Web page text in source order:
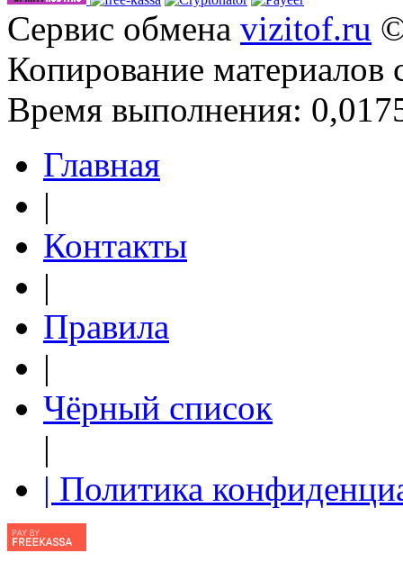
Сервис обмена vizitof.ru
Копирование материалов
Время выполнения:
Главная
|
Контакты
|
Правила
|
Чёрный список
|
| Политика